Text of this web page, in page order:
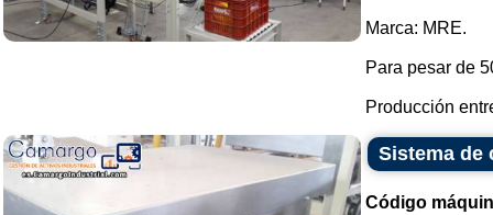
Marca: MRE.
Para pesar de
Producción
Sistema de
Código